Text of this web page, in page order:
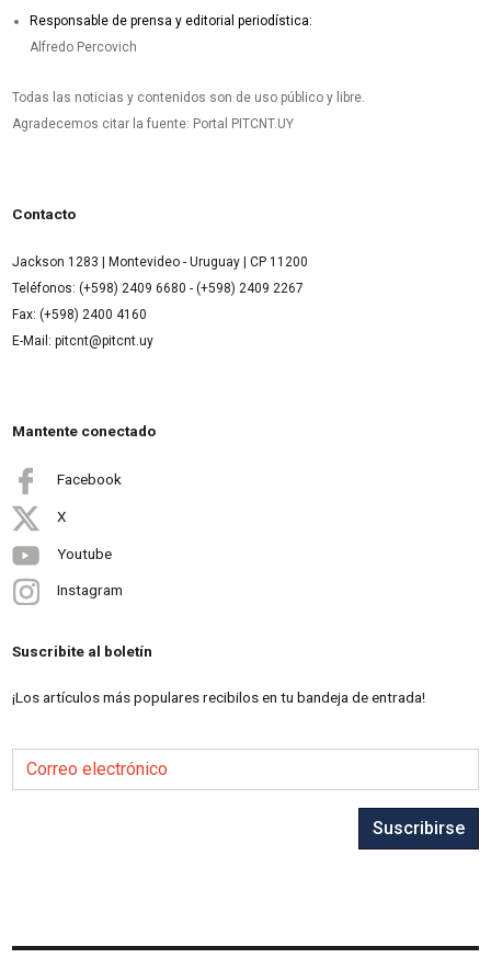
Responsable de prensa y editorial periodística:
Alfredo Percovich
Todas las noticias y contenidos son de uso público y libre.
Agradecemos citar la fuente: Portal PITCNT.UY
Contacto
Jackson 1283 | Montevideo - Uruguay | CP 11200
Teléfonos: (+598) 2409 6680 - (+598) 2409 2267
Fax: (+598) 2400 4160
E-Mail: pitcnt@pitcnt.uy
Mantente conectado
Facebook
X
Youtube
Instagram
Suscribite al boletín
¡Los artículos más populares recibilos en tu bandeja de entrada!
Correo electrónico
Suscribirse